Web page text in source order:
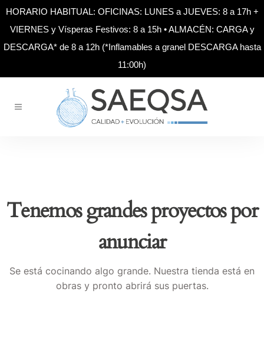
HORARIO HABITUAL: OFICINAS: LUNES a JUEVES: 8 a 17h +
VIERNES y Vísperas Festivos: 8 a 15h • ALMACÉN: CARGA y
DESCARGA* de 8 a 12h (*Inflamables a granel DESCARGA hasta
11:00h)
Tenemos grandes proyectos por
anunciar
Se está cocinando algo grande. Nuestra tienda está en
obras y pronto abrirá sus puertas.